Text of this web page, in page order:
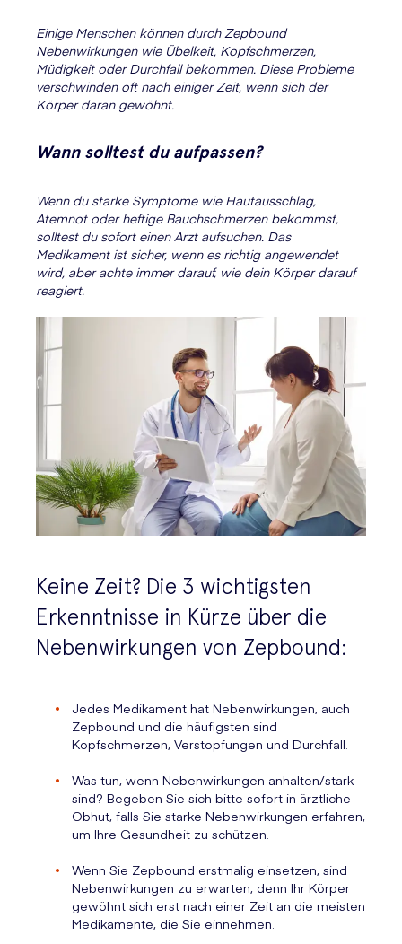
Einige Menschen können durch Zepbound
Nebenwirkungen wie Übelkeit, Kopfschmerzen,
Müdigkeit oder Durchfall bekommen. Diese Probleme
verschwinden oft nach einiger Zeit, wenn sich der
Körper daran gewöhnt.
Wann solltest du aufpassen?
Wenn du starke Symptome wie Hautausschlag,
Atemnot oder heftige Bauchschmerzen bekommst,
solltest du sofort einen Arzt aufsuchen. Das
Medikament ist sicher, wenn es richtig angewendet
wird, aber achte immer darauf, wie dein Körper darauf
reagiert.
Keine Zeit? Die 3 wichtigsten
Erkenntnisse in Kürze über die
Nebenwirkungen von Zepbound:
Jedes Medikament hat Nebenwirkungen, auch
Zepbound und die häufigsten sind
Kopfschmerzen, Verstopfungen und Durchfall.
Was tun, wenn Nebenwirkungen anhalten/stark
sind? Begeben Sie sich bitte sofort in ärztliche
Obhut, falls Sie starke Nebenwirkungen erfahren,
um Ihre Gesundheit zu schützen.
Wenn Sie Zepbound erstmalig einsetzen, sind
Nebenwirkungen zu erwarten, denn Ihr Körper
gewöhnt sich erst nach einer Zeit an die meisten
Medikamente, die Sie einnehmen.